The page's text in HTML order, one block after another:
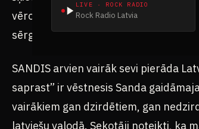
LIVE · ROCK RADIO
Rock Radio Latvia
vērojot citu panākumus rodas
sērga.” Tā Sandis.
SANDIS arvien vairāk sevi pierāda
saprast” ir vēstnesis Sanda
vairākiem gan dzirdētiem, gan
latviešu valodā. Sekotāji noteikti, ka